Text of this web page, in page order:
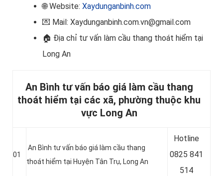
🌐 Website: Xaydunganbinh.com
💌 Mail: Xaydunganbinh.com.vn@gmail.com
🏠 Địa chỉ tư vấn làm cầu thang thoát hiểm tại
Long An
An Bình tư vấn báo giá làm cầu thang
thoát hiểm tại các xã, phường thuộc khu
vực Long An
01
An Bình tư vấn báo giá làm cầu thang
thoát hiểm tại Huyện Tân Trụ, Long An
Hotline
0825 841
514